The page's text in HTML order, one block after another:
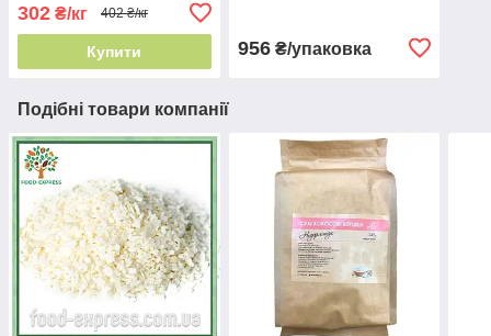
302 ₴/кг 402 ₴/кг
Купити 956₴/упаковка
Подібні товари компанії